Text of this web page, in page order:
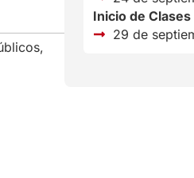
Inicio de Clases
29 de